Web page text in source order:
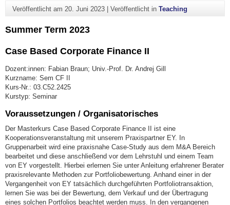
Veröffentlicht am 20. Juni 2023| Veröffentlicht in Teaching
Summer Term 2023
Case Based Corporate Finance II
Dozent:innen: Fabian Braun; Univ.-Prof. Dr. Andrej Gill
Kurzname: Sem CF II
Kurs-Nr.: 03.C52.2425
Kurstyp: Seminar
Voraussetzungen / Organisatorisches
Der Masterkurs Case Based Corporate Finance II ist eine
Kooperationsveranstaltung mit unserem Praxispartner EY. In
Gruppenarbeit wird eine praxisnahe Case-Study aus dem M&A Bereich
bearbeitet und diese anschließend vor dem Lehrstuhl und einem Team
von EY vorgestellt. Hierbei erlernen Sie unter Anleitung erfahrener Berater
praxisrelevante Methoden zur Portfoliobewertung. Anhand einer in der
Vergangenheit von EY tatsächlich durchgeführten Portfoliotransaktion,
lernen Sie was bei der Bewertung, dem Verkauf und der Übertragung
eines solchen Portfolios beachtet werden muss. In den vergangenen